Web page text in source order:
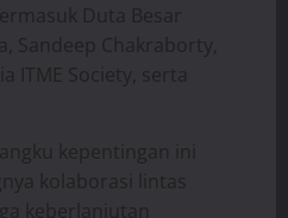
Duta Besar
Sandeep Chakraborty,
ITME Society, serta
kepentingan ini
kolaborasi lintas
keberlanjutan